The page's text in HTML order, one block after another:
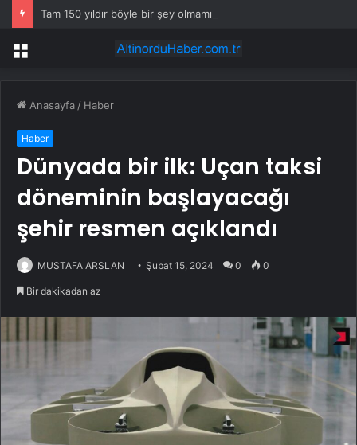
Menü
Anasayfa / Haber
Haber
Dünyada bir ilk: Uçan taksi
döneminin başlayacağı
şehir resmen açıklandı
MUSTAFA ARSLAN Şubat 15, 2024 0 0
Bir dakikadan az